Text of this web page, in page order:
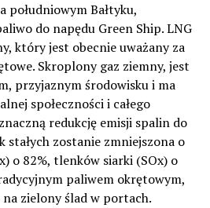
południowym Bałtyku,
do napędu Green Ship. LNG
który jest obecnie uważany za
Skroplony gaz ziemny, jest
przyjaznym środowisku i ma
społeczności i całego
redukcję emisji spalin do
stałych zostanie zmniejszona o
o 82%, tlenków siarki (SOx) o
paliwem okrętowym,
zielony ślad w portach.